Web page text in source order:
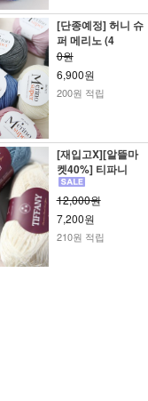
[단종예정] 허니 슈
퍼 메리노 (4
0원
6,900원
200원 적립
[재입고X][알뜰마
켓40%] 티파니
12,000원
7,200원
210원 적립